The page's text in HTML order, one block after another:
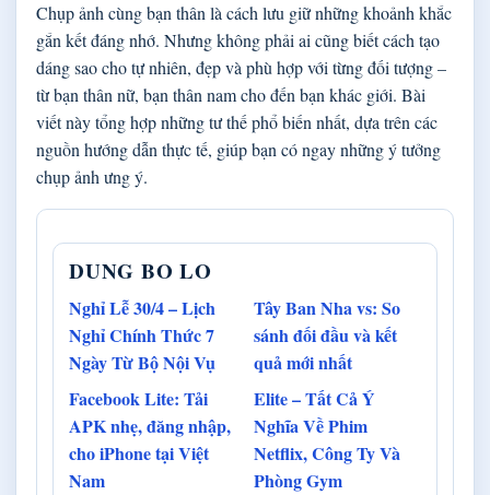
Chụp ảnh cùng bạn thân là cách lưu giữ những khoảnh khắc
gắn kết đáng nhớ. Nhưng không phải ai cũng biết cách tạo
dáng sao cho tự nhiên, đẹp và phù hợp với từng đối tượng –
từ bạn thân nữ, bạn thân nam cho đến bạn khác giới. Bài
viết này tổng hợp những tư thế phổ biến nhất, dựa trên các
nguồn hướng dẫn thực tế, giúp bạn có ngay những ý tưởng
chụp ảnh ưng ý.
DUNG BO LO
Nghỉ Lễ 30/4 – Lịch
Nghỉ Chính Thức 7
Ngày Từ Bộ Nội Vụ
Tây Ban Nha vs: So
sánh đối đầu và kết
quả mới nhất
Facebook Lite: Tải
APK nhẹ, đăng nhập,
cho iPhone tại Việt
Nam
Elite – Tất Cả Ý
Nghĩa Về Phim
Netflix, Công Ty Và
Phòng Gym